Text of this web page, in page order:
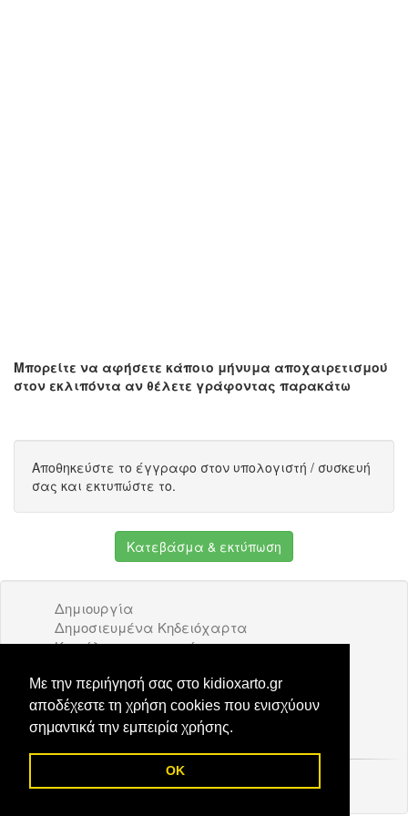
Με την περιήγησή σας στο kidioxarto.gr
αποδέχεστε τη χρήση cookies που ενισχύουν
σημαντικά την εμπειρία χρήσης.
OK
Μπορείτε να αφήσετε κάποιο μήνυμα αποχαιρετισμού
στον εκλιπόντα αν θέλετε γράφοντας παρακάτω
Αποθηκεύστε το έγγραφο στον υπολογιστή / συσκευή
σας και εκτυπώστε το.
Κατεβάσμα & εκτύπωση
Δημιουργία
Δημοσιευμένα Κηδειόχαρτα
Κατάλογος επιχειρήσεων
Διαφήμιση
Επικοινωνία
© 2026 Kidioxarto.gr /Επικοινωνία